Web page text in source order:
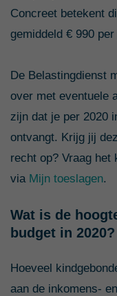
Concreet betekent
gemiddeld € 990
De Belastingdienst
over met eventuele
zijn dat je per 2020
ontvangt. Krijg jij
recht op? Vraag het
via Mijn toeslagen.
Wat is de
budget in 2020?
Hoeveel
aan de inkomens-